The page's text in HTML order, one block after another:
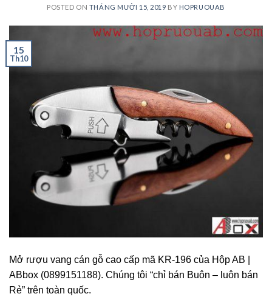
POSTED ON THÁNG MƯỜI 15, 2019 BY HOPRUOUAB
15
Th10
Mở rượu vang cán gỗ cao cấp mã KR-196 của Hộp AB |
ABbox (0899151188). Chúng tôi “chỉ bán Buôn – luôn bán
Rẻ” trên toàn quốc.